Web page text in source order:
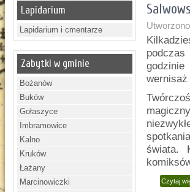
Lapidarium
Lapidarium i cmentarze
Zabytki w gminie
Bożanów
Buków
Gołaszyce
Imbramowice
Kalno
Kruków
Łażany
Marcinowiczki
wernisaż
świata.
Czytaj